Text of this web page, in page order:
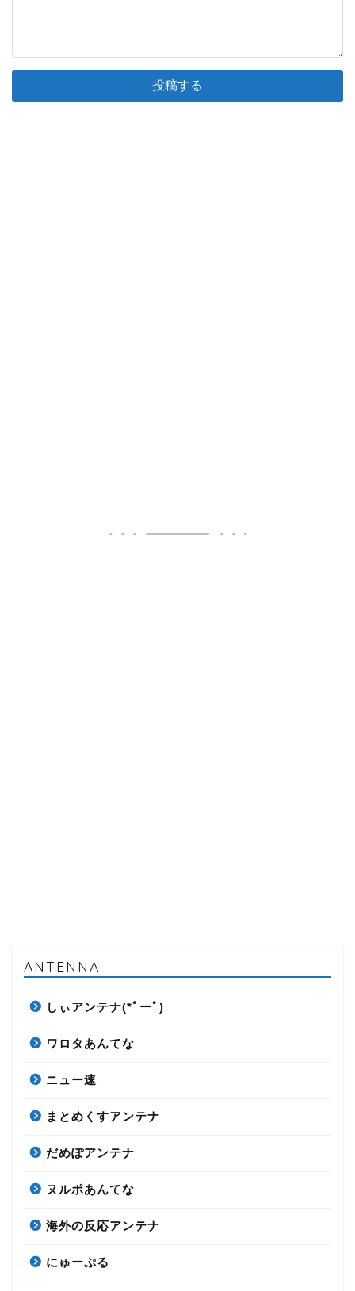
ANTENNA
しぃアンテナ(*ﾟーﾟ)
ワロタあんてな
ニュー速
まとめくすアンテナ
だめぽアンテナ
ヌルポあんてな
海外の反応アンテナ
にゅーぷる